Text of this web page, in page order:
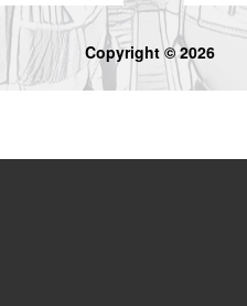
Copyright © 2026